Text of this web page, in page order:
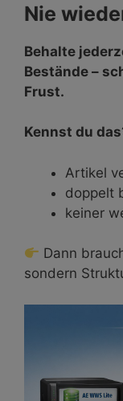
Nie
Behalte
Bestände –
Frust.
Kennst du
Artikel
doppelt
keiner
Dann
sondern